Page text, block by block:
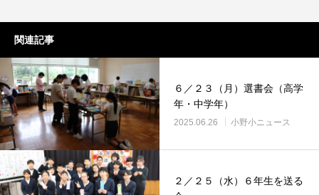
関連記事
６／２３（月）選書会（高学
年・中学年）
2025.06.26 小野小ニュース
２／２５（水）６年生を送る